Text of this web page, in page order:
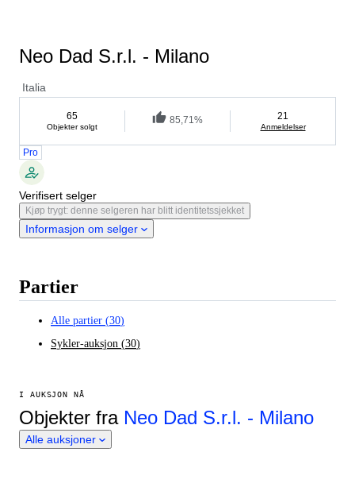
Neo Dad S.r.l. - Milano
Italia
65
Objekter solgt
85,71% 21
Anmeldelser
Pro
Verifisert selger
Kjøp trygt: denne selgeren har blitt identitetssjekket
Informasjon om selger
Partier
Alle partier (30)
Sykler-auksjon (30)
I AUKSJON NÅ
Objekter fra Neo Dad S.r.l. - Milano
Alle auksjoner